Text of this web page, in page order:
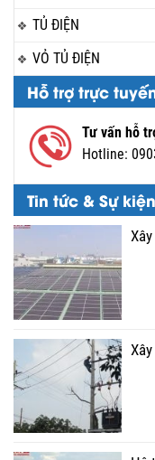
TỦ ĐIỆN
VỎ TỦ ĐIỆN
Hỗ trợ trực
Tư vấn hỗ
Hotline:
Tin tức & Sự kiện